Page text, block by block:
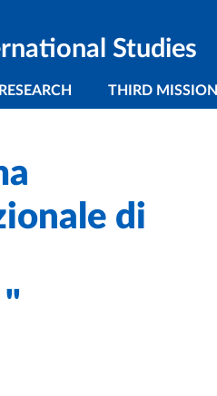
Studies
RESEARCH THIRD MISSION
di